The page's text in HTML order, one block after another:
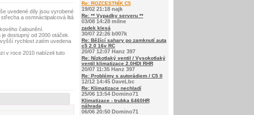
uvedené díly jsou vyrobené
a osmnáctipalcová litá
čalounění.
dostupný od 2000 otáček.
rychlost zatím uvedena
v roce 2010 nabízeli tuto
Re: ROZCESTNÍK C5
19/02 21:18 najk
Re: ** Vypadky serveru **
03/08 14:28 milne
zadek klesá
30/07 22:26 b007k
Re: Běžící sahary po zamknutí auta
c5 2.0 16v RC
20/07 12:07 Hanz 397
Re: Nízkotlaký ventil / Vysokotlaký
ventil klimatizace 2.0HDI RHR
20/07 11:35 Hanz 397
Re: Problémy s autorádiem / C5 II
12/12 14:45 DaveLbc
Re: Klimatizace nechladí
25/06 13:54 Domino71
Klimatizace - trubka 6460HR
náhrada
06/06 20:50 Domino71